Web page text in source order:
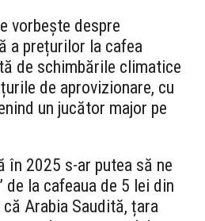
vorbește despre
a prețurilor la cafea
de schimbările climatice
de aprovizionare, cu
un jucător major pe
în 2025 s-ar putea să ne
de la cafeaua de 5 lei din
Arabia Saudită, țara